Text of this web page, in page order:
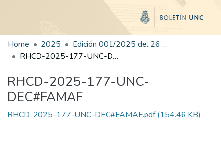
Home 2025
Edición 001/2025 del 26 de mayo de 2025
RHCD-2025-177-UNC-DEC#FAMAF
RHCD-2025-177-UNC-
DEC#FAMAF
RHCD-2025-177-UNC-DEC#FAMAF.pdf(154.46 KB)